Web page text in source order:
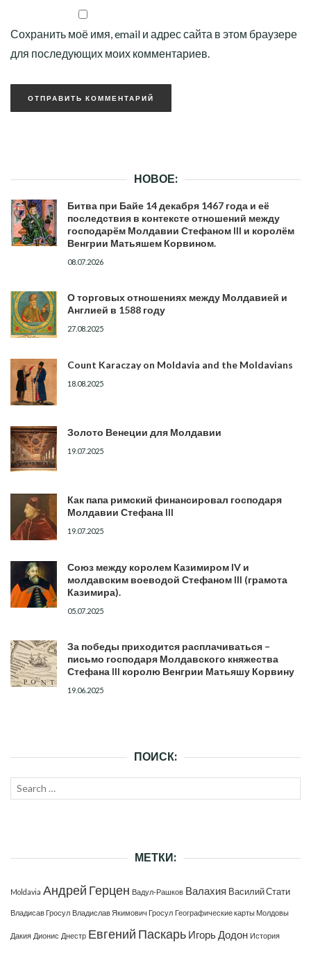
Сохранить моё имя, email и адрес сайта в этом браузере
для последующих моих комментариев.
НОВОЕ:
Битва при Байе 14 декабря 1467 года и её
последствия в контексте отношений между
господарём Молдавии Стефаном III и королём
Венгрии Матьяшем Корвином.
08.07.2026
О торговых отношениях между Молдавией и
Англией в 1588 году
27.08.2025
Count Karaczay on Moldavia and the Moldavians
18.08.2025
Золото Венеции для Молдавии
19.07.2025
Как папа римский финансировал господаря
Молдавии Стефана III
19.07.2025
Союз между королем Казимиром IV и
молдавским воеводой Стефаном III (грамота
Казимира).
05.07.2025
За победы приходится расплачиваться –
письмо господаря Молдавского княжества
Стефана III королю Венгрии Матьяшу Корвину
19.06.2025
ПОИСК:
Search
МЕТКИ:
Moldavia Андрей Герцен Вадул-Рашков Валахия Василий Стати
Владисав Гросул Владислав Якимович Гросул Географические карты Молдовы
Дакия Дионис Днестр Евгений Паскарь Игорь Додон История